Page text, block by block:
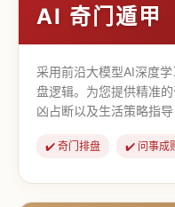
AI 奇门遁甲
采用前沿大模型AI深度
盘逻辑。为您提供精准
凶占断以及生活策略指
✔️ 奇门排盘 ✔️ 问事成
【道家奇门】